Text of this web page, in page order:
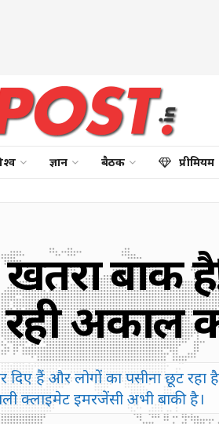
ज्ञान बैठक प्रीमियम
बाकी
रही अकाल
हैं और लोगों का पसीना छूट रहा है,
क्लाइमेट इमरजेंसी अभी बाकी है।